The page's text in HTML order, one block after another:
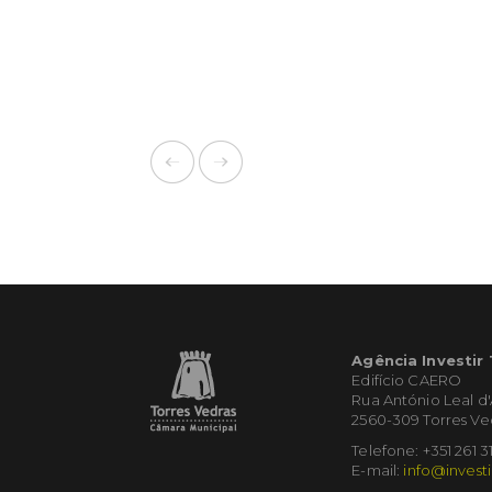
Agência Investir
Edifício CAERO
Rua António Leal
2560-309 Torres
Telefone: +351 261
E-mail: